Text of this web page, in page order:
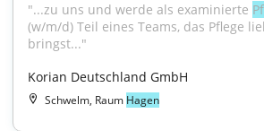
"...zu uns und werde als examinierte
(w/m/d) Teil eines Teams, das Pflege
bringst..."
Korian Deutschland GmbH
Schwelm, Raum Hagen